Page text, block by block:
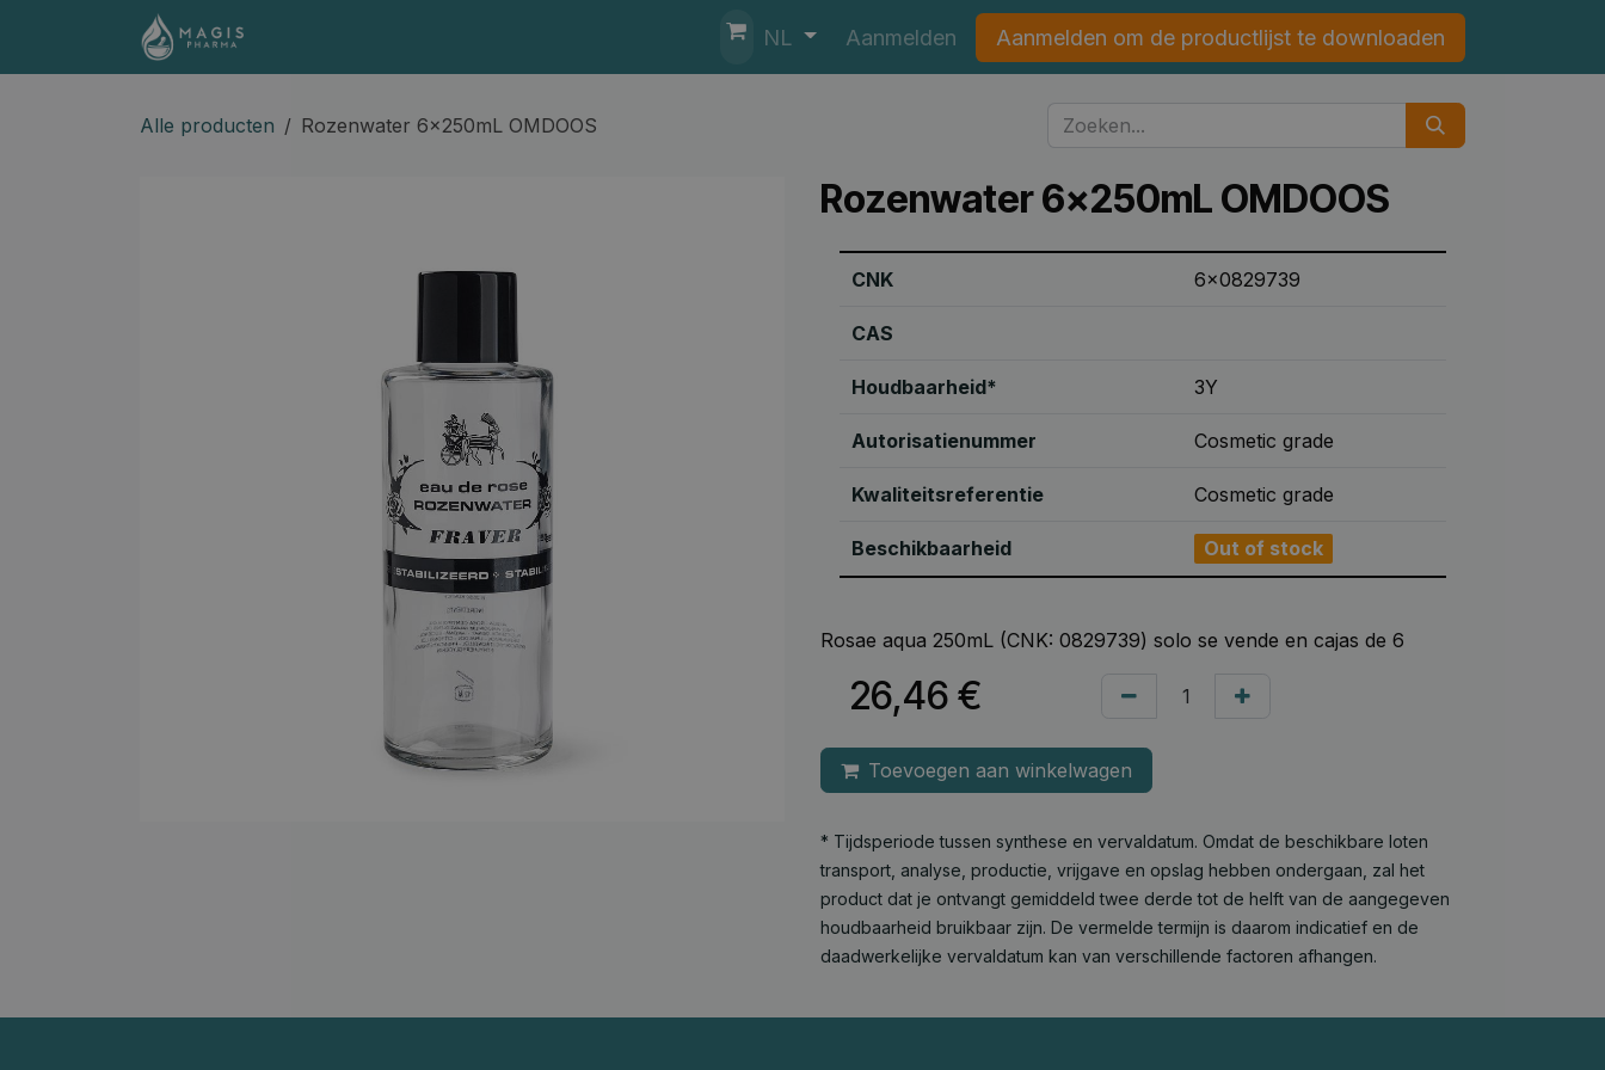
Overslaan naar inhoud
NL Aanmelden Aanmelden om de productlijst te downloaden
Alle producten Rozenwater 6x250mL OMDOOS
Rozenwater 6x250mL OMDOOS
CNK 6x0829739
CAS
Houdbaarheid* 3Y
Autorisatienummer Cosmetic grade
Kwaliteitsreferentie Cosmetic grade
Beschikbaarheid Out of stock
Rosae aqua 250mL (CNK: 0829739) solo se vende en cajas de 6
26,46 €
Toevoegen aan winkelwagen
* Tijdsperiode tussen synthese en vervaldatum. Omdat de beschikbare loten
transport, analyse, productie, vrijgave en opslag hebben ondergaan, zal het
product dat je ontvangt gemiddeld twee derde tot de helft van de aangegeven
houdbaarheid bruikbaar zijn. De vermelde termijn is daarom indicatief en de
daadwerkelijke vervaldatum kan van verschillende factoren afhangen.